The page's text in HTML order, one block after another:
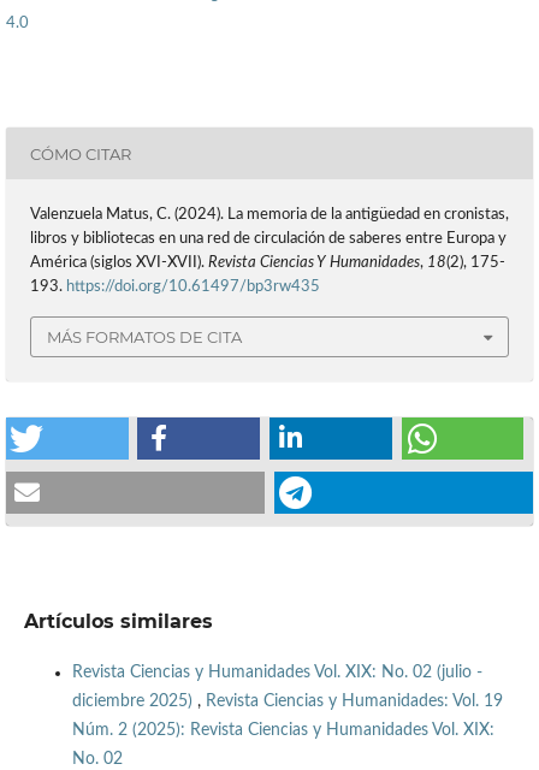
4.0
CÓMO CITAR
Valenzuela Matus, C. (2024). La memoria de la antigüedad en cronistas,
libros y bibliotecas en una red de circulación de saberes entre Europa y
América (siglos XVI-XVII). Revista Ciencias Y Humanidades, 18(2), 175-
193. https://doi.org/10.61497/bp3rw435
MÁS FORMATOS DE CITA
Artículos similares
Revista Ciencias y Humanidades Vol. XIX: No. 02 (julio -
diciembre 2025) , Revista Ciencias y Humanidades: Vol. 19
Núm. 2 (2025): Revista Ciencias y Humanidades Vol. XIX:
No. 02